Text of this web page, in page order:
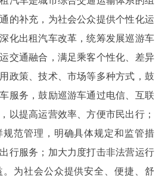
的补充，为社会公众提供个性化运
化出租汽车改革，统筹发展巡游车
交通融合，满足乘客个性化、差异
政策、技术、市场等多种方式，鼓
服务，鼓励巡游车通过电信、互联
以提高运营效率、方便市民出行；
范管理，明确具体规定和监管措
行服务；加大力度打击非法营运行
为社会公众提供安全、便捷、舒